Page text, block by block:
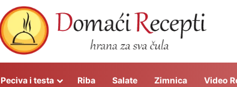
Peciva i testa Riba Salate Zimnica Video